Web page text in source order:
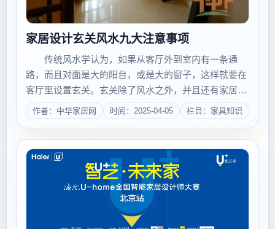
家居设计玄关风水九大注意事项
传统风水学认为，如果从客厅外到室内有一条通
路，而且对面是大的阳台，或是大的窗子，这样就要在
客厅里设置玄关。玄关除了风水之外，并且还有家居装
饰上的美化作用，因此它设置的好坏直接影响住宅的风
水。 Part 1：客厅玄关的间隔应以下面实心，防止
作者：中华家居网 时间：2025-04-05 栏目：家具知识